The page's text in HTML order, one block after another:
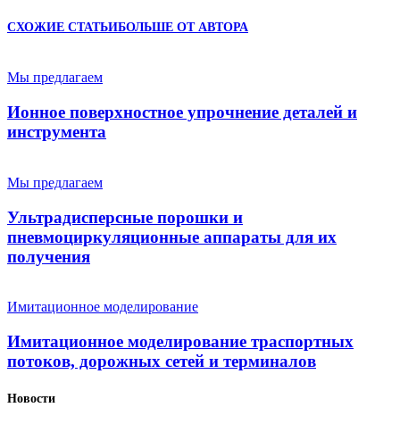
СХОЖИЕ СТАТЬИБОЛЬШЕ ОТ АВТОРА
Мы предлагаем
Ионное поверхностное упрочнение деталей и
инструмента
Мы предлагаем
Ультрадисперсные порошки и
пневмоциркуляционные аппараты для их
получения
Имитационное моделирование
Имитационное моделирование траспортных
потоков, дорожных сетей и терминалов
Новости